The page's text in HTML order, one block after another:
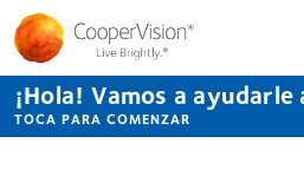
Pasar
contenido
principal
¡Hola! Vamos a
TOCA PARA COMENZAR